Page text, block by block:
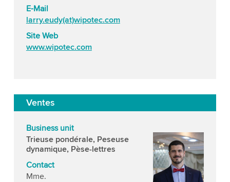
E-Mail
larry.eudy(at)wipotec.com
Site Web
www.wipotec.com
Ventes
Business unit
Trieuse pondérale, Peseuse
dynamique, Pèse-lettres
Contact
Mme.